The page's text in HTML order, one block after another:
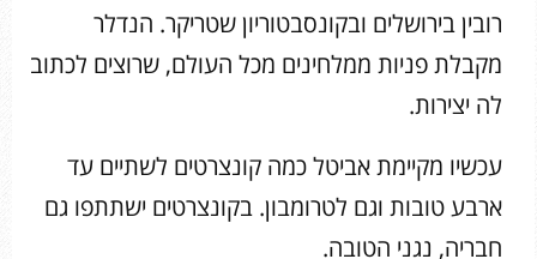
רובין בירושלים ובקונסבטוריון שטריקר. הנדלר
מקבלת פניות ממלחינים מכל העולם, שרוצים לכתוב
לה יצירות.
עכשיו מקיימת אביטל כמה קונצרטים לשתיים עד
ארבע טובות וגם לטרומבון. בקונצרטים ישתתפו גם
חבריה, נגני הטובה.